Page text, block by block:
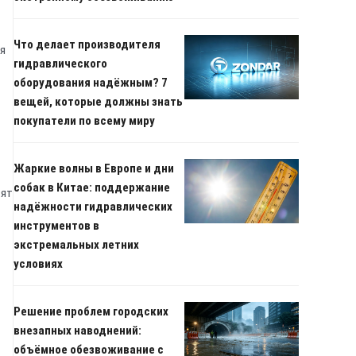
Что делает производителя
гидравлического
оборудования надёжным? 7
вещей, которые должны знать
покупатели по всему миру
Жаркие волны в Европе и дни
собак в Китае: поддержание
надёжности гидравлических
инструментов в
экстремальных летних
условиях
Решение проблем городских
внезапных наводнений:
объёмное обезвоживание с